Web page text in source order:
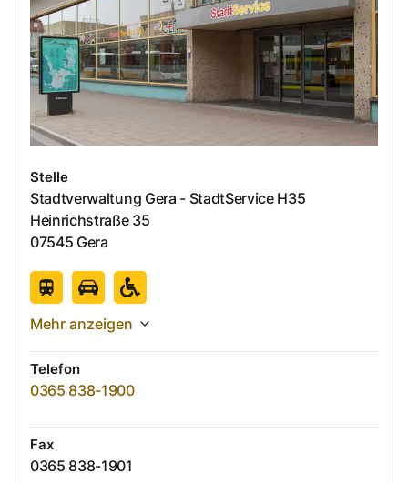
Stelle
Stadtverwaltung Gera - StadtService H35
Heinrichstraße 35
07545 Gera
Mehr anzeigen
Telefon
0365 838-1900
Fax
0365 838-1901